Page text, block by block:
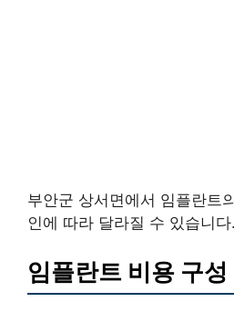
부안군 상서면에서 임플란트
인에 따라 달라질 수 있습니다.
임플란트 비용 구성